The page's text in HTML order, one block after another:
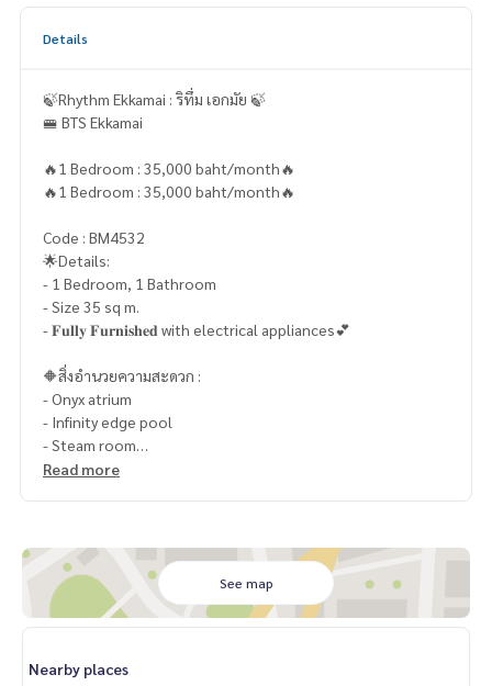
Details
🍃Rhythm Ekkamai : ริทึ่ม เอกมัย 🍃
🚝 BTS Ekkamai
🔥1 Bedroom : 35,000 baht/month🔥
🔥1 Bedroom : 35,000 baht/month🔥
Code : BM4532
🌟Details:
- 1 Bedroom, 1 Bathroom
- Size 35 sq m.
- 𝐅𝐮𝐥𝐥𝐲 𝐅𝐮𝐫𝐧𝐢𝐬𝐡𝐞𝐝 with electrical appliances💕
🔶สิ่งอำนวยความสะดวก :
- Onyx atrium
- Infinity edge pool
- Steam room
- Sauna room
- CCTV
- รปภ. 24 ชม.
📍สถานที่ใกล้เคียง :
- ตลาดสดเอกมัย 3.2 ม.
Read more
See map
Nearby places